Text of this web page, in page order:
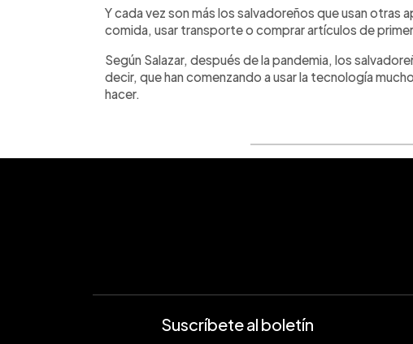
Y cada vez son más los salvadoreños que usan otras
comida, usar transporte o comprar artículos de
Según Salazar, después de la pandemia, los
decir, que han comenzando a usar la tecnología
hacer.
Suscríbete al boletín